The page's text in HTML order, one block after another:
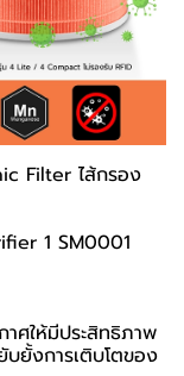
Filter ไส้กรอง
1 SM0001
ศให้มีประสิทธิภาพ
ยั้งการเติบโตของ